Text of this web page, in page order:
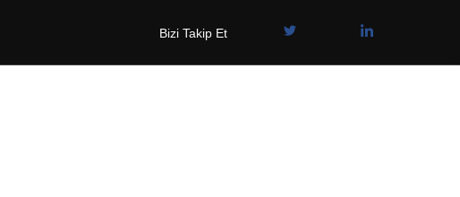
Bizi Takip Et